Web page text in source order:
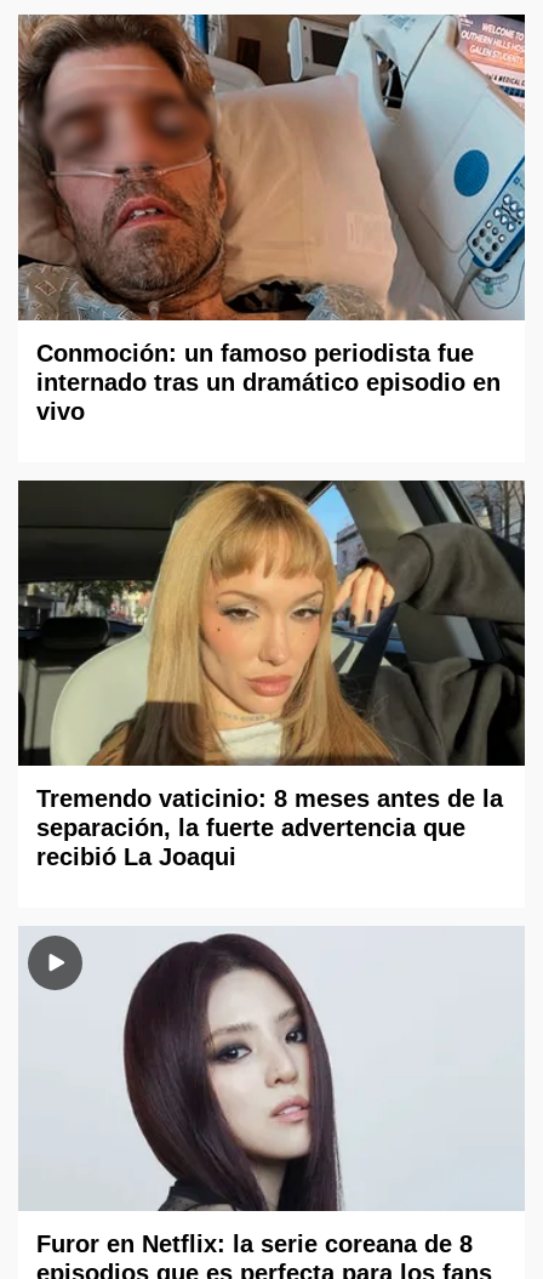
Conmoción: un famoso periodista fue
internado tras un dramático episodio en
vivo
Tremendo vaticinio: 8 meses antes de la
separación, la fuerte advertencia que
recibió La Joaqui
Furor en Netflix: la serie coreana de 8
episodios que es perfecta para los fans